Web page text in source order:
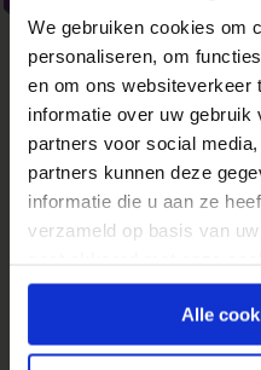
We gebruiken cookies om
personaliseren, om
en om ons websiteverkeer
informatie over uw gebruik
partners voor social
partners kunnen deze
informatie die u aan ze
verzameld op basis van
gebruiken.
Alle
Customer
13 november 2015
Customer Match is
campagnes in te
aanspreken. Binnen
al een tijdje, maar nu
specifieke acties te
» Lees meer van